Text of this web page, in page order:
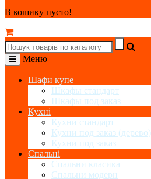
В кошику пусто!
Меню
Шафи купе
Шкафы стандарт
Шкафы под заказ
Кухні
Кухни стандарт
Кухни под заказ (дерево)
Кухни под заказ
Спальні
Спальни класика
Спальни модерн